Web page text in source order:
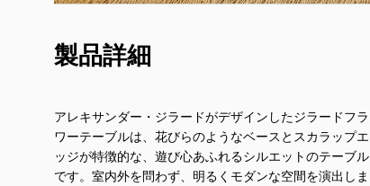
製品詳細
アレキサンダー・ジラードがデザインしたジラードフラ
ワーテーブルは、花びらのようなベースとスカラップエ
ッジが特徴的な、遊び心あふれるシルエットのテーブル
です。室内外を問わず、明るくモダンな空間を演出しま